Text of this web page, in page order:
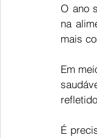
O ano
na
mais
Em
É